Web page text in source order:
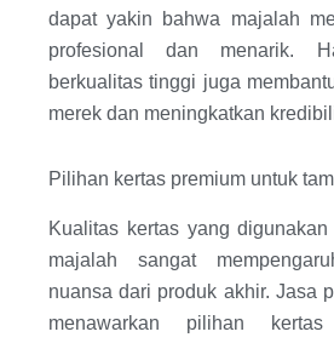
dapat yakin bahwa majalah
profesional dan menarik.
berkualitas tinggi juga
merek dan meningkatkan
Pilihan kertas premium untuk
Kualitas kertas yang
majalah sangat
nuansa dari produk akhir. Jasa
menawarkan pilihan